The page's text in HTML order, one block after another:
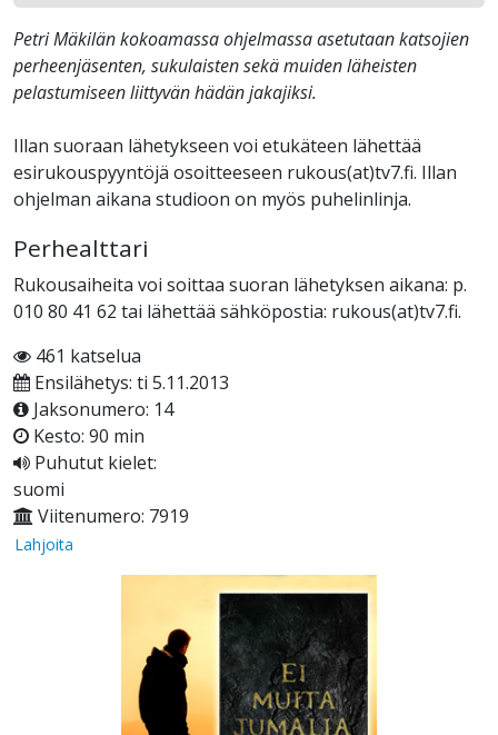
Petri Mäkilän kokoamassa ohjelmassa asetutaan katsojien
perheenjäsenten, sukulaisten sekä muiden läheisten
pelastumiseen liittyvän hädän jakajiksi.
Illan suoraan lähetykseen voi etukäteen lähettää
esirukouspyyntöjä osoitteeseen rukous(at)tv7.fi. Illan
ohjelman aikana studioon on myös puhelinlinja.
Perhealttari
Rukousaiheita voi soittaa suoran lähetyksen aikana: p.
010 80 41 62 tai lähettää sähköpostia: rukous(at)tv7.fi.
461 katselua
Ensilähetys: ti 5.11.2013
Jaksonumero: 14
Kesto: 90 min
Puhutut kielet:
suomi
Viitenumero: 7919
Lahjoita